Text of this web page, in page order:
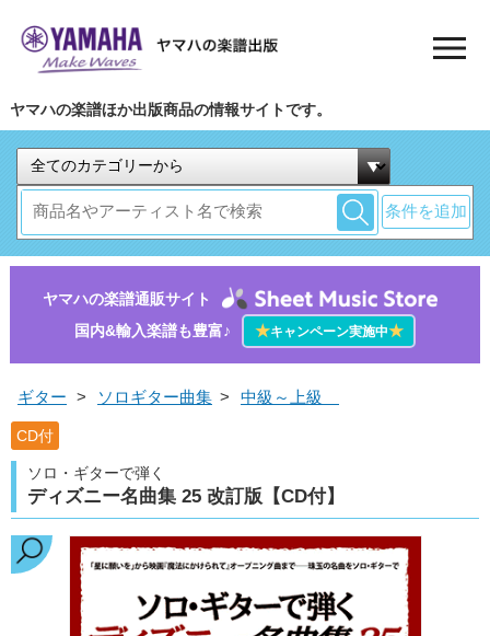
ヤマハの楽譜ほか出版商品の情報サイトです。
条件を追加
ヤマハの楽譜通販サイト
国内&輸入楽譜も豊富♪
★キャンペーン実施中★
ギター > ソロギター曲集 > 中級～上級
CD付
ソロ・ギターで弾く
ディズニー名曲集 25 改訂版【CD付】